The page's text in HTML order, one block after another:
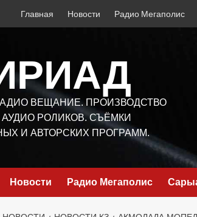
Главная Новости Радио Мегаполис
ВЕЩАНИЕ. ПРОИЗВОДСТВО
РОЛИКОВ. СЪЁМКИ
И АВТОРСКИХ ПРОГРАММ.
Новости Радио Мегаполис